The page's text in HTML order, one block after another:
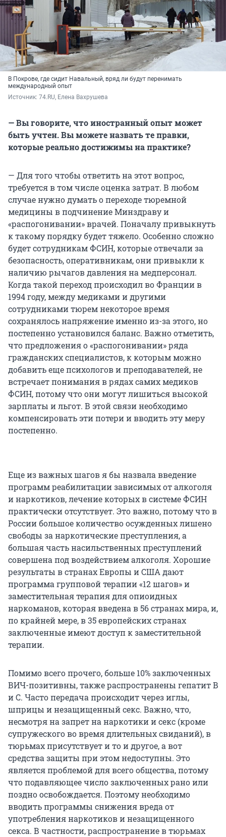
В Покрове, где сидит Навальный, вряд ли будут перенимать
международный опыт
Источник: 74.RU, Елена Вахрушева
— Вы говорите, что иностранный опыт может
быть учтен. Вы можете назвать те правки,
которые реально достижимы на практике?
— Для того чтобы ответить на этот вопрос,
требуется в том числе оценка затрат. В любом
случае нужно думать о переходе тюремной
медицины в подчинение Минздраву и
«распогонивании» врачей. Поначалу привыкнуть
к такому порядку будет тяжело. Особенно сложно
будет сотрудникам ФСИН, которые отвечали за
безопасность, оперативникам, они привыкли к
наличию рычагов давления на медперсонал.
Когда такой переход происходил во Франции в
1994 году, между медиками и другими
сотрудниками тюрем некоторое время
сохранялось напряжение именно из-за этого, но
постепенно установился баланс. Важно отметить,
что предложения о «распогонивании» ряда
гражданских специалистов, к которым можно
добавить еще психологов и преподавателей, не
встречает понимания в рядах самих медиков
ФСИН, потому что они могут лишиться высокой
зарплаты и льгот. В этой связи необходимо
компенсировать эти потери и вводить эту меру
постепенно.
Еще из важных шагов я бы назвала введение
программ реабилитации зависимых от алкоголя
и наркотиков, лечение которых в системе ФСИН
практически отсутствует. Это важно, потому что в
России большое количество осужденных лишено
свободы за наркотические преступления, а
большая часть насильственных преступлений
совершена под воздействием алкоголя. Хорошие
результаты в странах Европы и США дают
программа групповой терапии «12 шагов» и
заместительная терапия для опиоидных
наркоманов, которая введена в 56 странах мира, и,
по крайней мере, в 35 европейских странах
заключенные имеют доступ к заместительной
терапии.
Помимо всего прочего, больше 10% заключенных
ВИЧ-позитивны, также распространены гепатит B
и С. Часто передача происходит через иглы,
шприцы и незащищенный секс. Важно, что,
несмотря на запрет на наркотики и секс (кроме
супружеского во время длительных свиданий), в
тюрьмах присутствует и то и другое, а вот
средства защиты при этом недоступны. Это
является проблемой для всего общества, потому
что подавляющее число заключенных рано или
поздно освобождается. Поэтому необходимо
вводить программы снижения вреда от
употребления наркотиков и незащищенного
секса. В частности, распространение в тюрьмах